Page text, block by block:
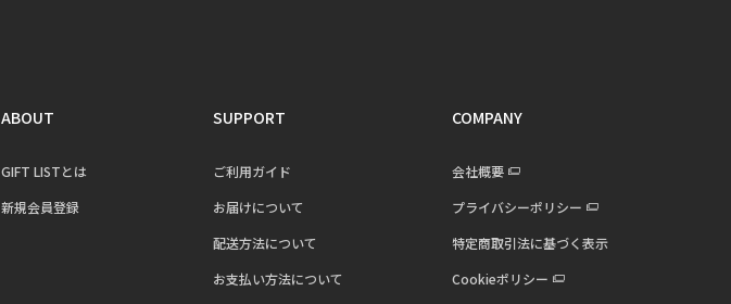
ABOUT
GIFT LISTとは
新規会員登録
SUPPORT
ご利用ガイド
お届けについて
配送方法について
お支払い方法について
COMPANY
会社概要
プライバシーポリシー
特定商取引法に基づく表示
Cookieポリシー